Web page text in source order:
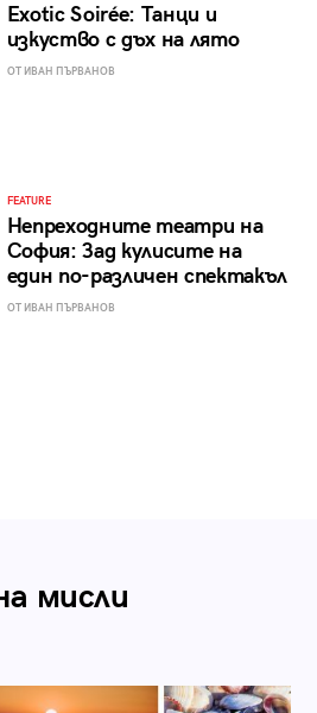
Exotic Soirée: Танци и
изкуство с дъх на лято
ОТ ИВАН ПЪРВАНОВ
FEATURE
Непреходните театри на
София: Зад кулисите на
един по-различен спектакъл
ОТ ИВАН ПЪРВАНОВ
мисли